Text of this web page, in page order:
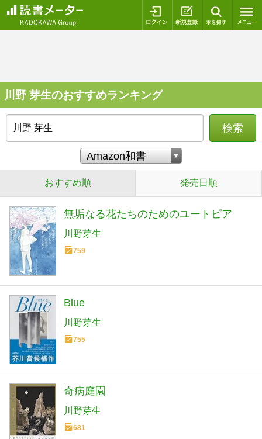
ログイン 新規登録
川野 芽生のおすすめランキング
検索
おすすめ順 発売日順
無垢なる花たちのためのユートピア
川野芽生
759
Blue
川野芽生
755
奇病庭園
川野芽生
681